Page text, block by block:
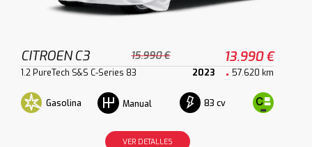
CITROEN C3 15.990 € 13.990 €
1.2 PureTech S&S C-Series 83 2023 57.620 km
Gasolina Manual 83 cv
VER DETALLES